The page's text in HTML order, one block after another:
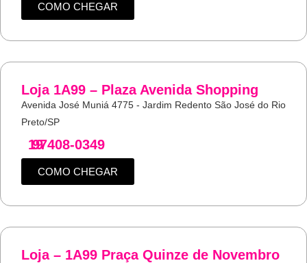
COMO CHEGAR
Loja 1A99 – Plaza Avenida Shopping
Avenida José Muniá 4775 - Jardim Redento São José do Rio
Preto/SP
19
97408-0349
COMO CHEGAR
Loja – 1A99 Praça Quinze de Novembro